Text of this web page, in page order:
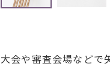
大会や審査会場などで